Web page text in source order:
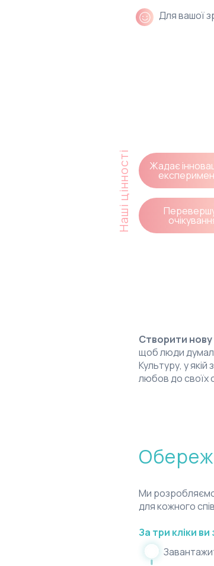
Для вашої
Наші цінності Жадає
Створити нову
щоб люди
Культуру, у
любов до своїх
Ми
для кожного
За три кліки